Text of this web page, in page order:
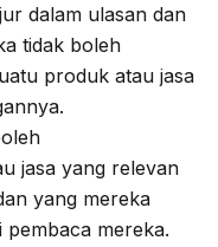
dalam ulasan dan
tidak boleh
produk atau jasa
jasa yang relevan
yang mereka
mereka.